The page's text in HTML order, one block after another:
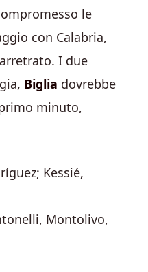
le
con Calabria,
I due
Biglia dovrebbe
minuto,
Kessié,
Montolivo,